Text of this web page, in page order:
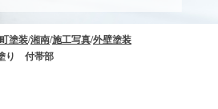
塗装/湘南/施工写真/外壁塗装
り 付帯部